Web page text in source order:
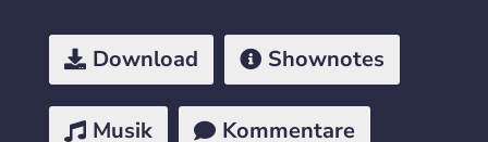
Download Shownotes
Musik Kommentare